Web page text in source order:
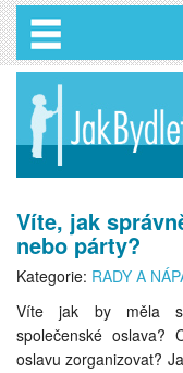
Víte, jak
nebo párty?
Kategorie: RADY A
Víte jak by měla
společenské oslava?
oslavu zorganizovat?